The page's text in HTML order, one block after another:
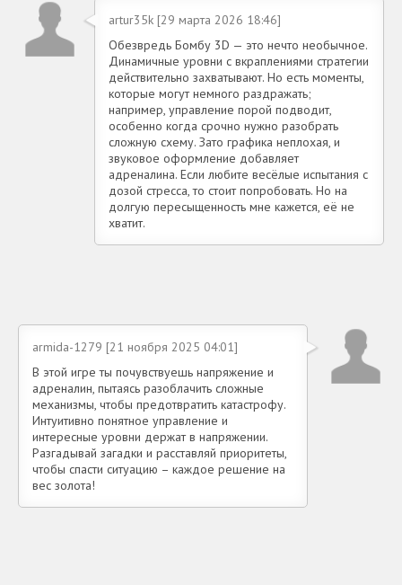
artur35k [29 марта 2026 18:46]
Обезвредь Бомбу 3D — это нечто необычное.
Динамичные уровни с вкраплениями стратегии
действительно захватывают. Но есть моменты,
которые могут немного раздражать;
например, управление порой подводит,
особенно когда срочно нужно разобрать
сложную схему. Зато графика неплохая, и
звуковое оформление добавляет
адреналина. Если любите весёлые испытания с
дозой стресса, то стоит попробовать. Но на
долгую пересыщенность мне кажется, её не
хватит.
armida-1279 [21 ноября 2025 04:01]
В этой игре ты почувствуешь напряжение и
адреналин, пытаясь разоблачить сложные
механизмы, чтобы предотвратить катастрофу.
Интуитивно понятное управление и
интересные уровни держат в напряжении.
Разгадывай загадки и расставляй приоритеты,
чтобы спасти ситуацию – каждое решение на
вес золота!